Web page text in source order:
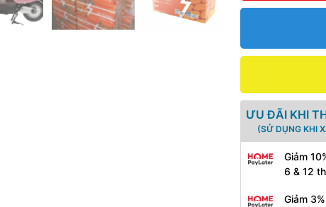
ƯU ĐÃI KHI
(SỬ DỤNG KHI
Giảm
6 & 12
Giảm